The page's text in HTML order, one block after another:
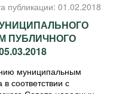
публикации: 01.02.2018
ПУБЛИЧНОГО
муниципальным
соответствии с